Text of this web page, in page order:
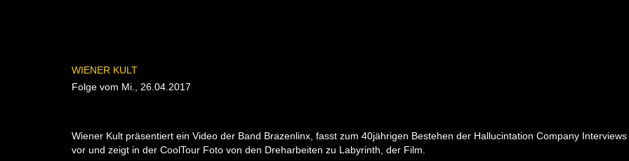
WIENER KULT
Folge vom Mi., 26.04.2017
Wiener Kult präsentiert ein Video der Band Brazenlinx, fasst zum 40jährigen Bestehen der Hallucintation Company
vor und zeigt in der CoolTour Foto von den Dreharbeiten zu Labyrinth, der Film.